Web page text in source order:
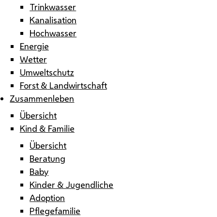
Trinkwasser
Kanalisation
Hochwasser
Energie
Wetter
Umweltschutz
Forst & Landwirtschaft
Zusammenleben
Übersicht
Kind & Familie
Übersicht
Beratung
Baby
Kinder & Jugendliche
Adoption
Pflegefamilie